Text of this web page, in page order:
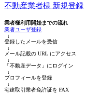
不動産業者様 新規登録
業者様利用開始までの流れ
業者ユーザ登録
↓
登録したメールを受信
↓
メール記載の URL にアクセス
↓
「不動産データ」にログイン
↓
プロフィールを登録
↓
宅建取引業者免許証を FAX